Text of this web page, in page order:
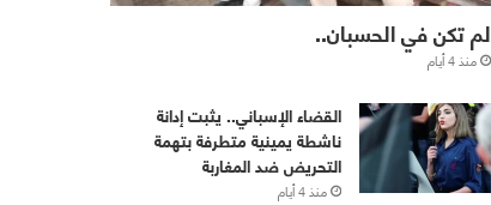
لم تكن في الحسبان..
منذ 4 أيام
القضاء الإسباني.. يثبت إدانة
ناشطة يمينية متطرفة بتهمة
التحريض ضد المغاربة
منذ 4 أيام